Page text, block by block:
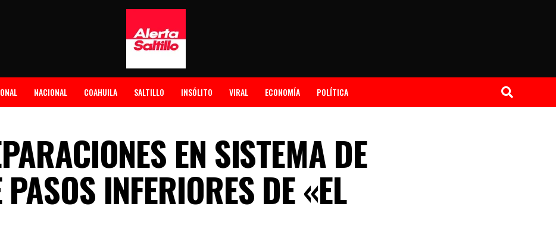
NACIONAL COAHUILA SALTILLO INSÓLITO VIRAL ECONOMÍA POLÍTICA
EN SISTEMA DE
INFERIORES DE «EL